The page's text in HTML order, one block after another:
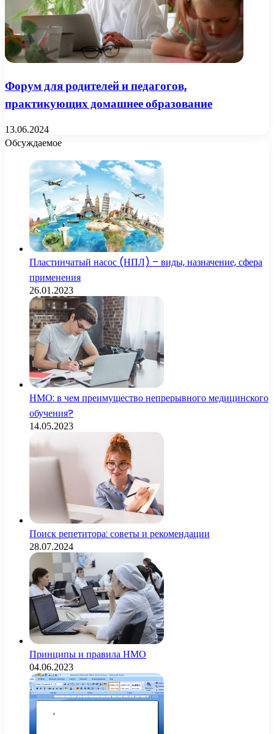
Форум для родителей и педагогов,
практикующих домашнее образование
13.06.2024
Обсуждаемое
Пластинчатый насос (НПЛ) – виды, назначение, сфера
применения
26.01.2023
НМО: в чем преимущество непрерывного медицинского
обучения?
14.05.2023
Поиск репетитора: советы и рекомендации
28.07.2024
Принципы и правила НМО
04.06.2023